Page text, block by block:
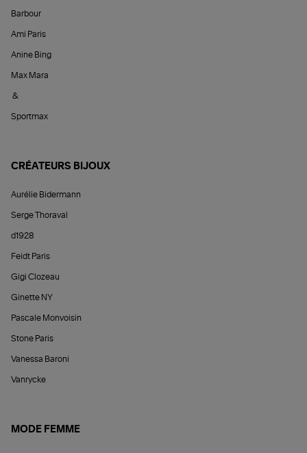
Barbour
Ami Paris
Anine Bing
Max Mara
&
Sportmax
CRÉATEURS BIJOUX
Aurélie Bidermann
Serge Thoraval
d1928
Feidt Paris
Gigi Clozeau
Ginette NY
Pascale Monvoisin
Stone Paris
Vanessa Baroni
Vanrycke
MODE FEMME